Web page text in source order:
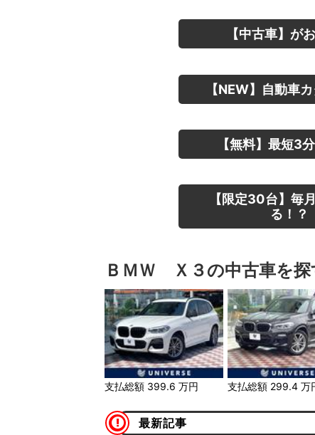
【中古車】が
【NEW】自動車
【無料】最短3
【限定30台】毎
る！？
ＢＭＷ Ｘ３の中古車を探
支払総額 399.6 万円 支払総額 299.4 万
最新記事